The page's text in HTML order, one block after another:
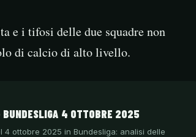
e i tifosi delle due squadre non
di calcio di alto livello.
BUNDESLIGA 4 OTTOBRE 2025
ottobre 2025 in Bundesliga: analisi delle